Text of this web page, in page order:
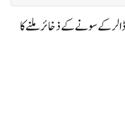
کے سونے کے ذخائر ملنے کا